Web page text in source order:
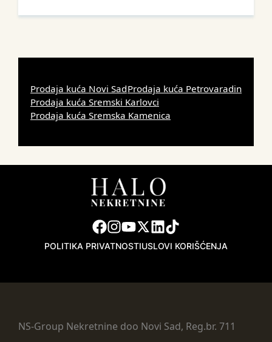
Prodaja kuća Novi SadProdaja kuća Petrovaradin
Prodaja kuća Sremski Karlovci
Prodaja kuća Sremska Kamenica
POLITIKA PRIVATNOSTIUSLOVI KORIŠĆENJA
NS-Group Nekretnine doo Novi Sad, Reg.br. 711